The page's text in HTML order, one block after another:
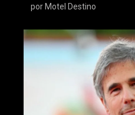
por Motel Destino